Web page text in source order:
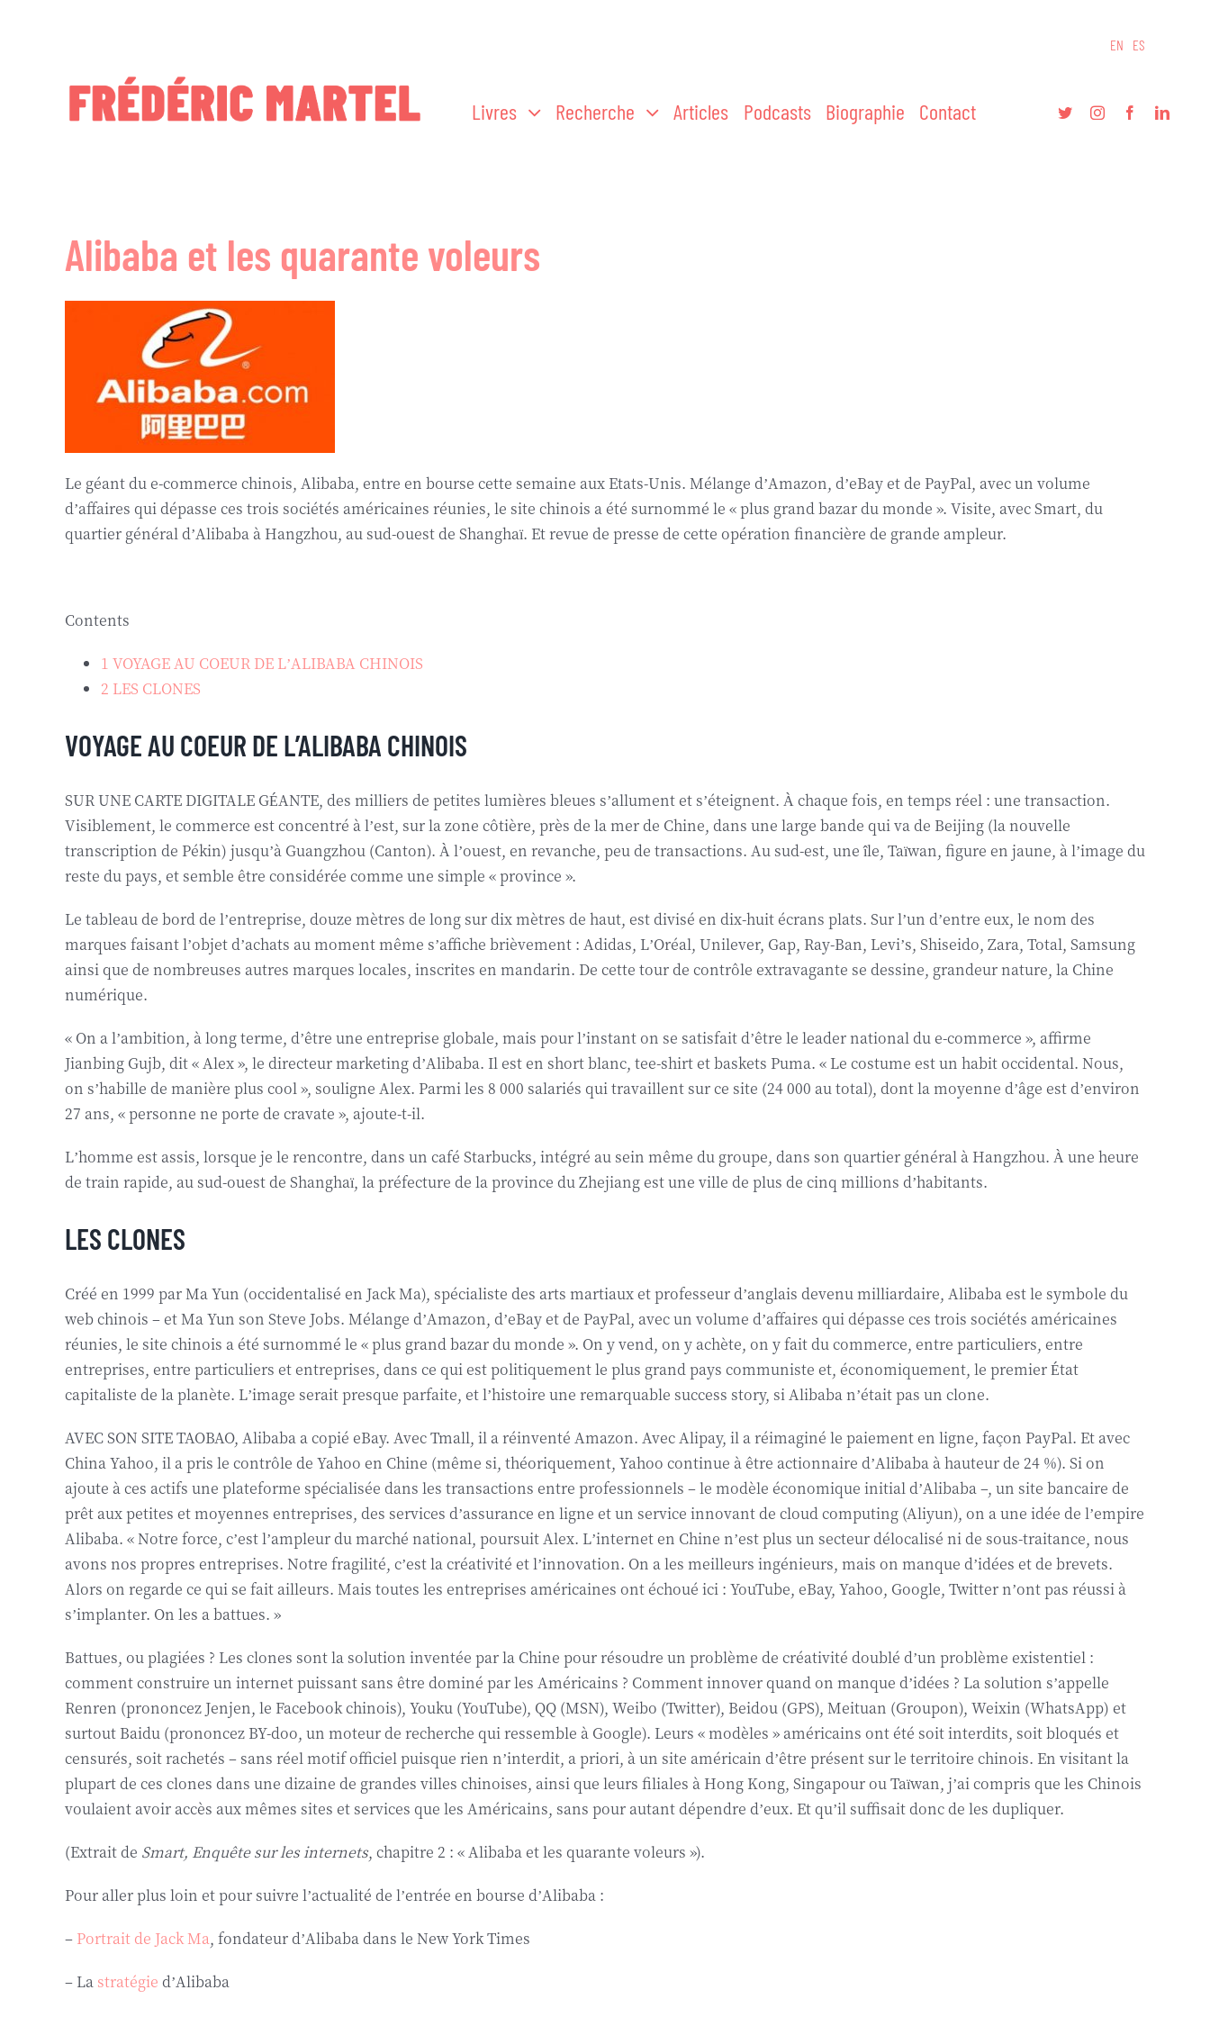
EN ES
Livres Recherche Articles Podcasts Biographie Contact
Alibaba et les quarante voleurs
Le géant du e-commerce chinois, Alibaba, entre en bourse cette semaine aux Etats-Unis. Mélange d’Amazon, d’eBay et de PayPal, avec un volume
d’affaires qui dépasse ces trois sociétés américaines réunies, le site chinois a été surnommé le « plus grand bazar du monde ». Visite, avec Smart, du
quartier général d’Alibaba à Hangzhou, au sud-ouest de Shanghaï. Et revue de presse de cette opération financière de grande ampleur.
Contents
1 VOYAGE AU COEUR DE L’ALIBABA CHINOIS
2 LES CLONES
VOYAGE AU COEUR DE L’ALIBABA CHINOIS
SUR UNE CARTE DIGITALE GÉANTE, des milliers de petites lumières bleues s’allument et s’éteignent. À chaque fois, en temps réel : une transaction.
Visiblement, le commerce est concentré à l’est, sur la zone côtière, près de la mer de Chine, dans une large bande qui va de Beijing (la nouvelle
transcription de Pékin) jusqu’à Guangzhou (Canton). À l’ouest, en revanche, peu de transactions. Au sud-est, une île, Taïwan, figure en jaune, à l’image du
reste du pays, et semble être considérée comme une simple « province ».
Le tableau de bord de l’entreprise, douze mètres de long sur dix mètres de haut, est divisé en dix-huit écrans plats. Sur l’un d’entre eux, le nom des
marques faisant l’objet d’achats au moment même s’affiche brièvement : Adidas, L’Oréal, Unilever, Gap, Ray-Ban, Levi’s, Shiseido, Zara, Total, Samsung
ainsi que de nombreuses autres marques locales, inscrites en mandarin. De cette tour de contrôle extravagante se dessine, grandeur nature, la Chine
numérique.
« On a l’ambition, à long terme, d’être une entreprise globale, mais pour l’instant on se satisfait d’être le leader national du e-commerce », affirme
Jianbing Gujb, dit « Alex », le directeur marketing d’Alibaba. Il est en short blanc, tee-shirt et baskets Puma. « Le costume est un habit occidental. Nous,
on s’habille de manière plus cool », souligne Alex. Parmi les 8 000 salariés qui travaillent sur ce site (24 000 au total), dont la moyenne d’âge est d’environ
27 ans, « personne ne porte de cravate », ajoute-t-il.
L’homme est assis, lorsque je le rencontre, dans un café Starbucks, intégré au sein même du groupe, dans son quartier général à Hangzhou. À une heure
de train rapide, au sud-ouest de Shanghaï, la préfecture de la province du Zhejiang est une ville de plus de cinq millions d’habitants.
LES CLONES
Créé en 1999 par Ma Yun (occidentalisé en Jack Ma), spécialiste des arts martiaux et professeur d’anglais devenu milliardaire, Alibaba est le symbole du
web chinois – et Ma Yun son Steve Jobs. Mélange d’Amazon, d’eBay et de PayPal, avec un volume d’affaires qui dépasse ces trois sociétés américaines
réunies, le site chinois a été surnommé le « plus grand bazar du monde ». On y vend, on y achète, on y fait du commerce, entre particuliers, entre
entreprises, entre particuliers et entreprises, dans ce qui est politiquement le plus grand pays communiste et, économiquement, le premier État
capitaliste de la planète. L’image serait presque parfaite, et l’histoire une remarquable success story, si Alibaba n’était pas un clone.
AVEC SON SITE TAOBAO, Alibaba a copié eBay. Avec Tmall, il a réinventé Amazon. Avec Alipay, il a réimaginé le paiement en ligne, façon PayPal. Et avec
China Yahoo, il a pris le contrôle de Yahoo en Chine (même si, théoriquement, Yahoo continue à être actionnaire d’Alibaba à hauteur de 24 %). Si on
ajoute à ces actifs une plateforme spécialisée dans les transactions entre professionnels – le modèle économique initial d’Alibaba –, un site bancaire de
prêt aux petites et moyennes entreprises, des services d’assurance en ligne et un service innovant de cloud computing (Aliyun), on a une idée de l’empire
Alibaba. « Notre force, c’est l’ampleur du marché national, poursuit Alex. L’internet en Chine n’est plus un secteur délocalisé ni de sous-traitance, nous
avons nos propres entreprises. Notre fragilité, c’est la créativité et l’innovation. On a les meilleurs ingénieurs, mais on manque d’idées et de brevets.
Alors on regarde ce qui se fait ailleurs. Mais toutes les entreprises américaines ont échoué ici : YouTube, eBay, Yahoo, Google, Twitter n’ont pas réussi à
s’implanter. On les a battues. »
Battues, ou plagiées ? Les clones sont la solution inventée par la Chine pour résoudre un problème de créativité doublé d’un problème existentiel :
comment construire un internet puissant sans être dominé par les Américains ? Comment innover quand on manque d’idées ? La solution s’appelle
Renren (prononcez Jenjen, le Facebook chinois), Youku (YouTube), QQ (MSN), Weibo (Twitter), Beidou (GPS), Meituan (Groupon), Weixin (WhatsApp) et
surtout Baidu (prononcez BY-doo, un moteur de recherche qui ressemble à Google). Leurs « modèles » américains ont été soit interdits, soit bloqués et
censurés, soit rachetés – sans réel motif officiel puisque rien n’interdit, a priori, à un site américain d’être présent sur le territoire chinois. En visitant la
plupart de ces clones dans une dizaine de grandes villes chinoises, ainsi que leurs filiales à Hong Kong, Singapour ou Taïwan, j’ai compris que les Chinois
voulaient avoir accès aux mêmes sites et services que les Américains, sans pour autant dépendre d’eux. Et qu’il suffisait donc de les dupliquer.
(Extrait de Smart, Enquête sur les internets, chapitre 2 : « Alibaba et les quarante voleurs »).
Pour aller plus loin et pour suivre l’actualité de l’entrée en bourse d’Alibaba :
– Portrait de Jack Ma, fondateur d’Alibaba dans le New York Times
– La stratégie d’Alibaba